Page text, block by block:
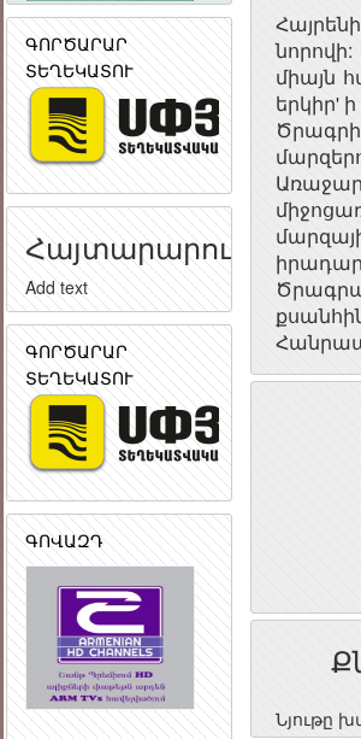
ԳՈՐԾԱՐԱՐ
ՏԵՂԵԿԱՏՈՒ
Հայտարարություն
Add text
ԳՈՐԾԱՐԱՐ
ՏԵՂԵԿԱՏՈՒ
ԳՈՎԱԶԴ
միայն
երկիր'
Նյութը